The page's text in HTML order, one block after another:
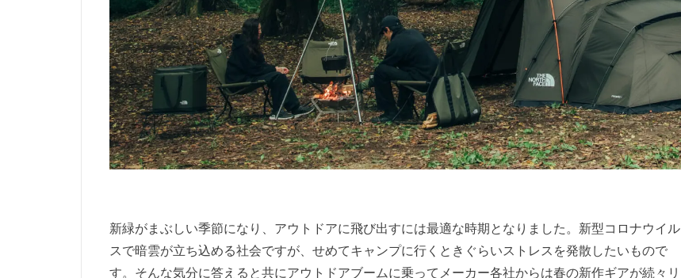
新緑がまぶしい季節になり、アウトドアに飛び出すには最適な時期となりました。新型コロナウイル
スで暗雲が立ち込める社会ですが、せめてキャンプに行くときぐらいストレスを発散したいもので
す。そんな気分に答えると共にアウトドアブームに乗ってメーカー各社からは春の新作ギアが続々リ